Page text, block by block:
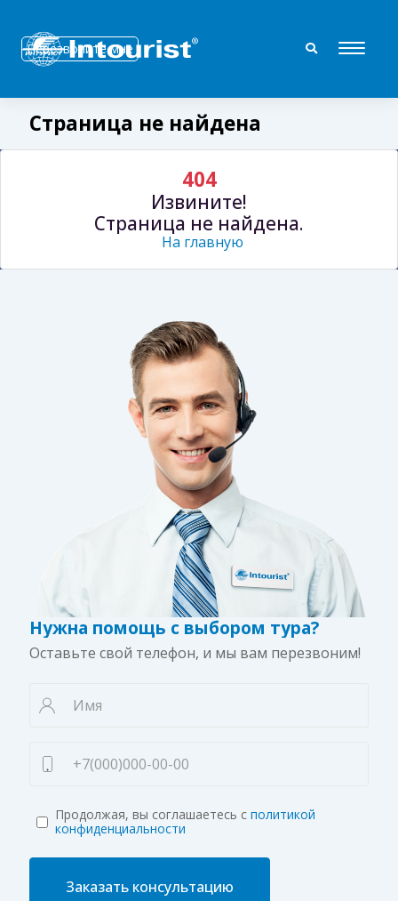
Перезвоните мне
Страница не найдена
404
Извините!
Cтраница не найдена.
На главную
Нужна помощь с выбором тура?
Оставьте свой телефон, и мы вам перезвоним!
Продолжая, вы соглашаетесь с политикой
конфиденциальности
Заказать консультацию